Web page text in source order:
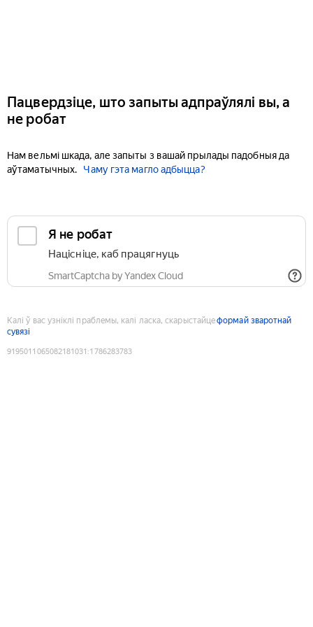
Пацвердзіце, што запыты адпраўлялі вы, а
не робат
Нам вельмі шкада, але запыты з вашай прылады падобныя да
аўтаматычных.
Чаму гэта магло адбыцца?
Я не робат
Націсніце, каб працягнуць
SmartCaptcha by Yandex Cloud
Калі ў вас узніклі праблемы, калі ласка, скарыстайцеформай зваротнай
сувязі
9195011065082181031 :1786283783